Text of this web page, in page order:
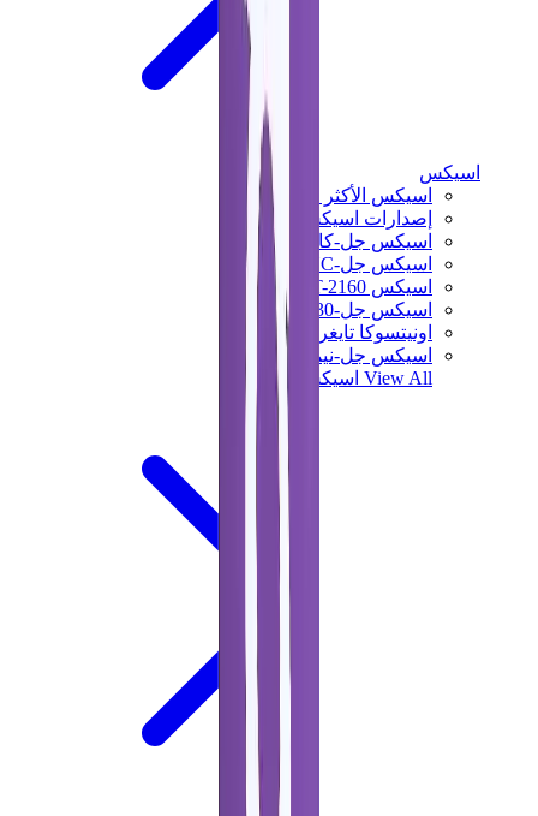
اسيكس
اسيكس الأكثر مبيعاً
إصدارات اسيكس الجديدة
اسيكس جل-كايانو
اسيكس جل-NYC
اسيكس GT-2160
اسيكس جل-1130
اونيتسوكا تايغر مكسيكو 66
اسيكس جل-نيمبوس
View All اسيكس